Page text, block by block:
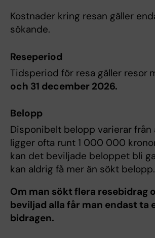
Kostnader kring resan gäller
sökande.
Reseperiod
Tidsperiod för resa gäller resor
och 31 december 2026.
Belopp
Disponibelt belopp varierar från
ligger ofta runt 1 000 000
kan det beviljade beloppet bli
kan aldrig få mer än sökt belopp.
Om man sökt flera resebidrag
beviljad alla får man endast ta
bidragen.